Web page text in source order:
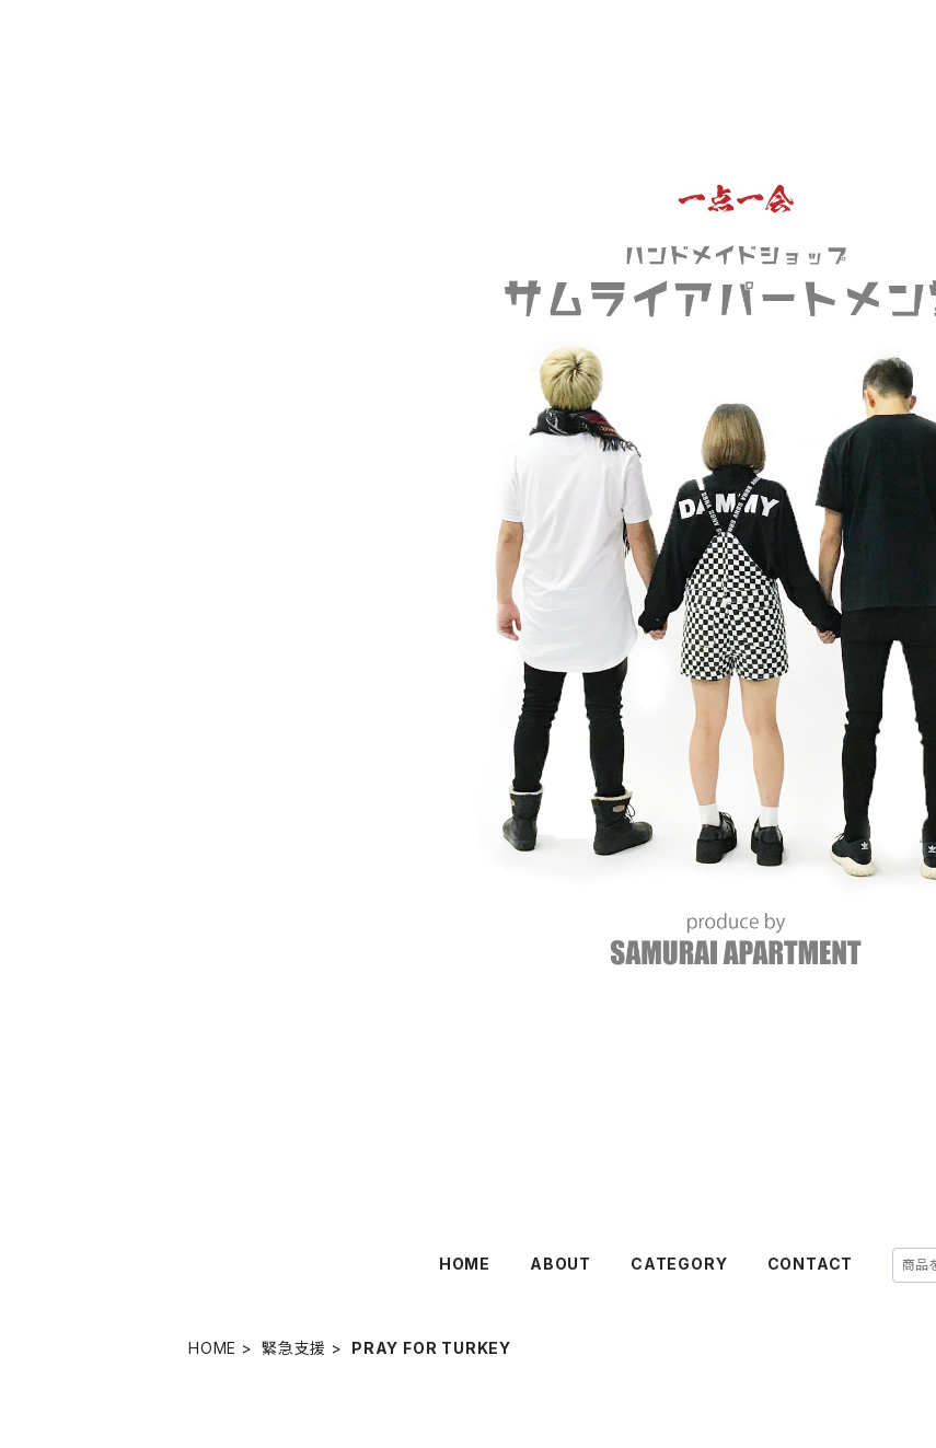
HOME ABOUT CATEGORY CONTACT
HOME 緊急支援 PRAY FOR TURKEY